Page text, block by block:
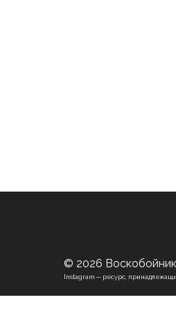
Instagram — ресурс,
© 2026